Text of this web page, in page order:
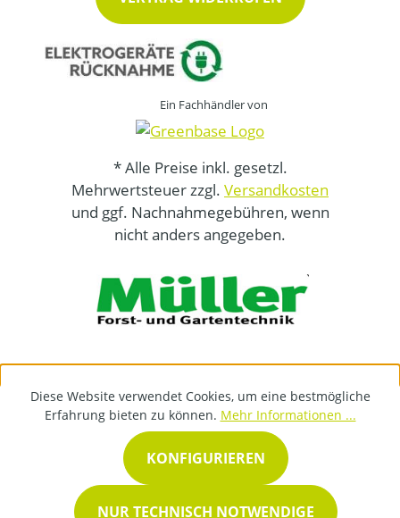
Ein Fachhändler von
* Alle Preise inkl. gesetzl.
Mehrwertsteuer zzgl. Versandkosten
und ggf. Nachnahmegebühren, wenn
nicht anders angegeben.
Diese Website verwendet Cookies, um eine bestmögliche
Erfahrung bieten zu können. Mehr Informationen ...
NUR TECHNISCH NOTWENDIGE
KONFIGURIEREN